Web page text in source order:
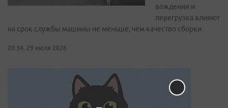
вождения и
перегрузка влияют
на срок службы машины не меньше, чем качество сборки
20:34, 29 июля 2026